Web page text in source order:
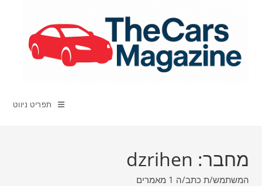
תפריט ניווט
מחבר: dzrihen
המשתמש/ת כתב/ה 1 מאמרים